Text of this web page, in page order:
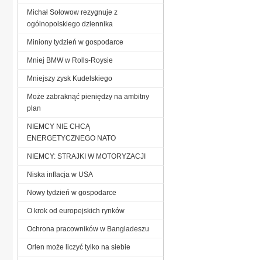
Michał Sołowow rezygnuje z
ogólnopolskiego dziennika
Miniony tydzień w gospodarce
Mniej BMW w Rolls-Roysie
Mniejszy zysk Kudelskiego
Może zabraknąć pieniędzy na ambitny
plan
NIEMCY NIE CHCĄ
ENERGETYCZNEGO NATO
NIEMCY: STRAJKI W MOTORYZACJI
Niska inflacja w USA
Nowy tydzień w gospodarce
O krok od europejskich rynków
Ochrona pracowników w Bangladeszu
Orlen może liczyć tylko na siebie